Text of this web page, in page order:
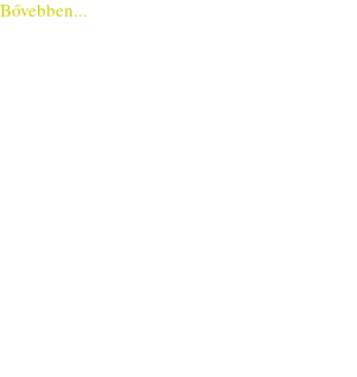
Bővebben...